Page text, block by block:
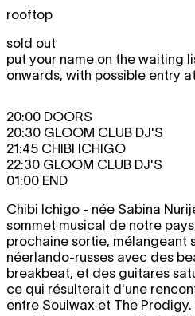
rooftop
sold out
put your name on the waiting
onwards, with possible entry
20:00 DOORS
20:30 GLOOM CLUB DJ'S
21:45 CHIBI ICHIGO
22:30 GLOOM CLUB DJ'S
01:00 END
Chibi Ichigo - née Sabina
sommet musical de notre
prochaine sortie, mélangeant
néerlando-russes avec des
breakbeat, et des guitares
ce qui résulterait d'une
entre Soulwax et The